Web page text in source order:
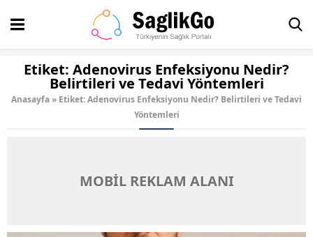
Etiket: Adenovirus Enfeksiyonu Nedir?
Belirtileri ve Tedavi Yöntemleri
Anasayfa» Etiket: Adenovirus Enfeksiyonu Nedir? Belirtileri ve Tedavi
Yöntemleri
MOBİL REKLAM ALANI